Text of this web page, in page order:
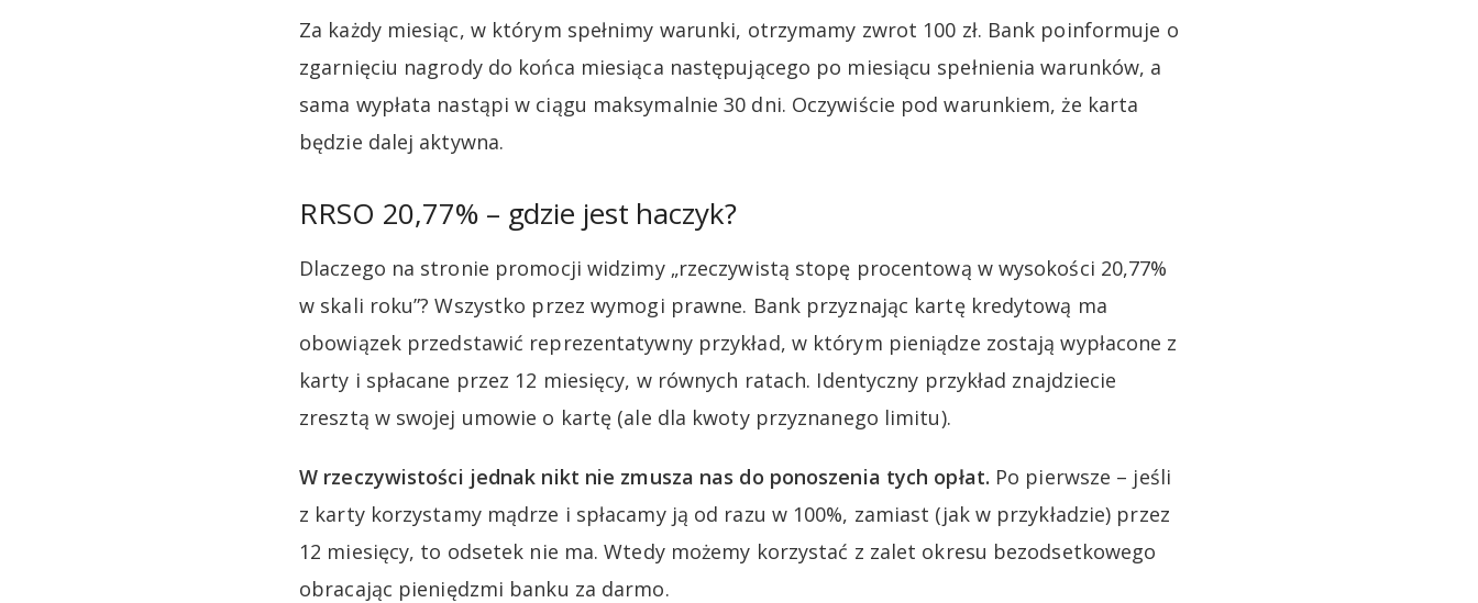
Za każdy miesiąc, w którym spełnimy warunki, otrzymamy zwrot 100 zł. Bank poinformuje o
zgarnięciu nagrody do końca miesiąca następującego po miesiącu spełnienia warunków, a
sama wypłata nastąpi w ciągu maksymalnie 30 dni. Oczywiście pod warunkiem, że karta
będzie dalej aktywna.
RRSO 20,77% – gdzie jest haczyk?
Dlaczego na stronie promocji widzimy „rzeczywistą stopę procentową w wysokości 20,77%
w skali roku”? Wszystko przez wymogi prawne. Bank przyznając kartę kredytową ma
obowiązek przedstawić reprezentatywny przykład, w którym pieniądze zostają wypłacone z
karty i spłacane przez 12 miesięcy, w równych ratach. Identyczny przykład znajdziecie
zresztą w swojej umowie o kartę (ale dla kwoty przyznanego limitu).
W rzeczywistości jednak nikt nie zmusza nas do ponoszenia tych opłat. Po pierwsze – jeśli
z karty korzystamy mądrze i spłacamy ją od razu w 100%, zamiast (jak w przykładzie) przez
12 miesięcy, to odsetek nie ma. Wtedy możemy korzystać z zalet okresu bezodsetkowego
obracając pieniędzmi banku za darmo.